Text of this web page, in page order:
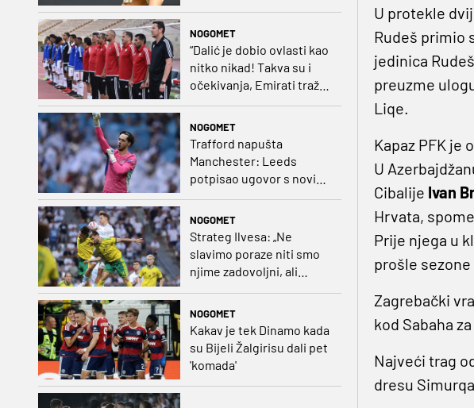
poražena u paru sa
NOGOMET
“Dalić je dobio ovlasti kao
nitko nikad! Takva su i
očekivanja, Emirati traže
i veliki rezultat!“
NOGOMET
Trafford napušta
Manchester: Leeds
potpisao ugovor s novim
NOGOMET
Strateg Ilvesa: „Ne
slavimo poraze niti smo
njime zadovoljni, ali
NOGOMET
Kakav je tek Dinamo kada
su Bijeli Žalgirisu dali pet
'komada'
U protekle
Rudeš primio
jedinica
preuzme
Liqe.
Kapaz PFK je
U
Cibalije Ivan
Hrvata,
Prije njega u
prošle sezone
Zagrebački
kod Sabaha
Najveći trag
dresu